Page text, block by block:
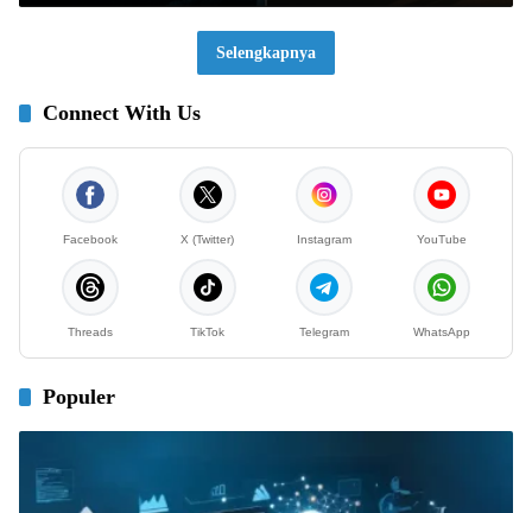
Selengkapnya
Connect With Us
Facebook X (Twitter) Instagram YouTube
Threads TikTok Telegram WhatsApp
Populer